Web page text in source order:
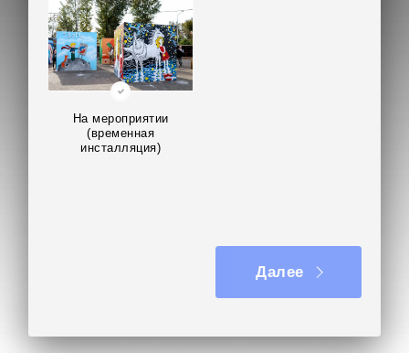
На мероприятии
(временная
инсталляция)
Далее